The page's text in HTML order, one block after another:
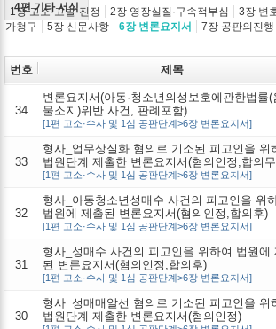
1장 고소·고발·진정 2장 영장실질·구속적부심 3장 변
가청구
5장 신문사항 6장 변론요지서 7장 공판의진행
4편 기타 서식
번호 제목
34
변론요지서(아동·청소년의성보호에관한법률(
물소지)위반 사건, 판례포함)
[1편 고소·수사 및 1심 공판단계>6장 변론요지서]
33
형사_업무상실화 혐의로 기소된 피고인을 위
법원단계 제출한 변론요지서(혐의인정,합의
[1편 고소·수사 및 1심 공판단계>6장 변론요지서]
32
형사_아동청소년성매수 사건의 피고인을 위
법원에 제출된 변론요지서(혐의인정,합의후)
[1편 고소·수사 및 1심 공판단계>6장 변론요지서]
31
형사_성매수 사건의 피고인을 위하여 법원에
된 변론요지서(혐의인정,합의후)
[1편 고소·수사 및 1심 공판단계>6장 변론요지서]
30
형사_성매매알선 혐의로 기소된 피고인을 위
법원단계 제출한 변론요지서(혐의인정)